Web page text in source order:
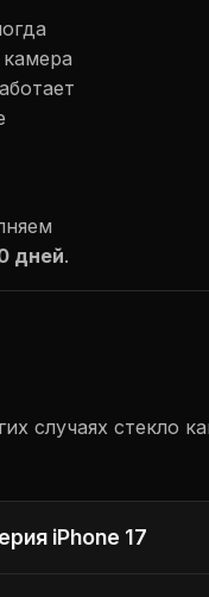
дней.
случаях стекло
iPhone 17